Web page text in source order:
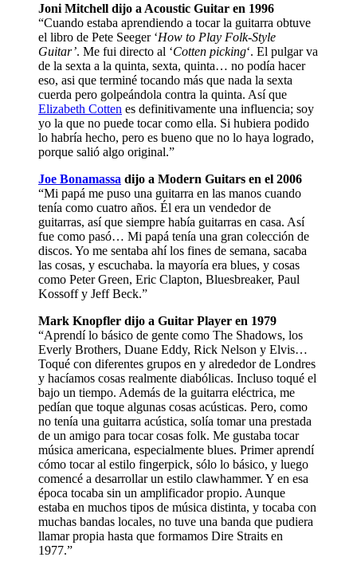
Joni Mitchell dijo a Acoustic Guitar en 1996
“Cuando estaba aprendiendo a tocar la guitarra obtuve
el libro de Pete Seeger ‘How to Play Folk-Style
Guitar’. Me fui directo al ‘Cotten picking‘. El pulgar va
de la sexta a la quinta, sexta, quinta… no podía hacer
eso, asi que terminé tocando más que nada la sexta
cuerda pero golpeándola contra la quinta. Así que
Elizabeth Cotten es definitivamente una influencia; soy
yo la que no puede tocar como ella. Si hubiera podido
lo habría hecho, pero es bueno que no lo haya logrado,
porque salió algo original.”
Joe Bonamassa dijo a Modern Guitars en el 2006
“Mi papá me puso una guitarra en las manos cuando
tenía como cuatro años. Él era un vendedor de
guitarras, así que siempre había guitarras en casa. Así
fue como pasó… Mi papá tenía una gran colección de
discos. Yo me sentaba ahí los fines de semana, sacaba
las cosas, y escuchaba. la mayoría era blues, y cosas
como Peter Green, Eric Clapton, Bluesbreaker, Paul
Kossoff y Jeff Beck.”
Mark Knopfler dijo a Guitar Player en 1979
“Aprendí lo básico de gente como The Shadows, los
Everly Brothers, Duane Eddy, Rick Nelson y Elvis…
Toqué con diferentes grupos en y alrededor de Londres
y hacíamos cosas realmente diabólicas. Incluso toqué el
bajo un tiempo. Además de la guitarra eléctrica, me
pedían que toque algunas cosas acústicas. Pero, como
no tenía una guitarra acústica, solía tomar una prestada
de un amigo para tocar cosas folk. Me gustaba tocar
música americana, especialmente blues. Primer aprendí
cómo tocar al estilo fingerpick, sólo lo básico, y luego
comencé a desarrollar un estilo clawhammer. Y en esa
época tocaba sin un amplificador propio. Aunque
estaba en muchos tipos de música distinta, y tocaba con
muchas bandas locales, no tuve una banda que pudiera
llamar propia hasta que formamos Dire Straits en
1977.”